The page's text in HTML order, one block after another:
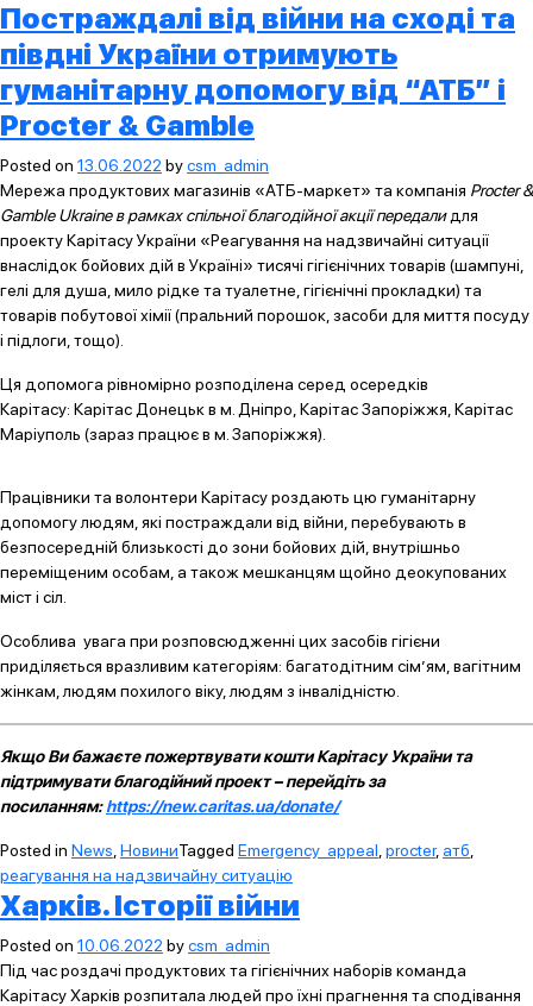
Постраждалі від війни на сході та
півдні України отримують
гуманітарну допомогу від “АТБ” і
Procter & Gamble
Posted on 13.06.2022 bycsm_admin
Мережа продуктових магазинів «АТБ-маркет» та компанія Procter &
Gamble Ukraine в рамках спільної благодійної акції передалидля
проекту Карітасу України «Реагування на надзвичайні ситуації
внаслідок бойових дій в Україні» тисячі гігієнічних товарів (шампуні,
гелі для душа, мило рідке та туалетне, гігієнічні прокладки) та
товарів побутової хімії (пральний порошок, засоби для миття посуду
і підлоги, тощо).
Ця допомога рівномірно розподілена серед осередків
Карітасу: Карітас Донецьк в м. Дніпро, Карітас Запоріжжя, Карітас
Маріуполь (зараз працює в м. Запоріжжя).
Працівники та волонтери Карітасу роздають цю гуманітарну
допомогу людям, які постраждали від війни, перебувають в
безпосередній близькості до зони бойових дій, внутрішньо
переміщеним особам, а також мешканцям щойно деокупованих
міст і сіл.
Особлива увага при розповсюдженні цих засобів гігієни
приділяється вразливим категоріям: багатодітним сім’ям, вагітним
жінкам, людям похилого віку, людям з інвалідністю.
Якщо Ви бажаєте пожертвувати кошти Карітасу України та
підтримувати благодійний проект – перейдіть за
посиланням:https://new.caritas.ua/donate/
Posted in News НовиниTagged Emergency_appeal procter, атб
реагування на надзвичайну ситуацію
Харків. Історії війни
Posted on 10.06.2022 bycsm_admin
Під час роздачі продуктових та гігієнічних наборів команда
Карітасу Харків розпитала людей про їхні прагнення та сподівання